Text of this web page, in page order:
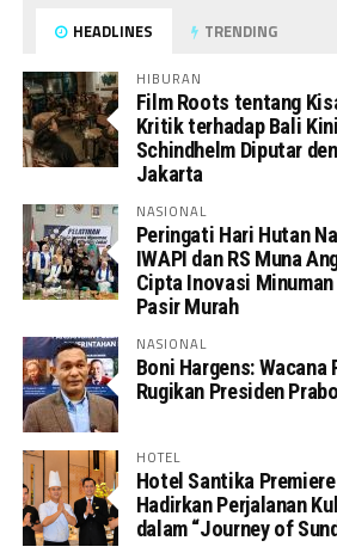
HEADLINES TRENDING
HIBURAN
Film Roots tentang
Kritik terhadap Bali
Schindhelm Diputar
Jakarta
NASIONAL
Peringati Hari Hutan
IWAPI dan RS Muna
Cipta Inovasi Minuman
Pasir Murah
NASIONAL
Boni Hargens:
Rugikan Presiden
HOTEL
Hotel Santika
Hadirkan Perjalanan
dalam “Journey of